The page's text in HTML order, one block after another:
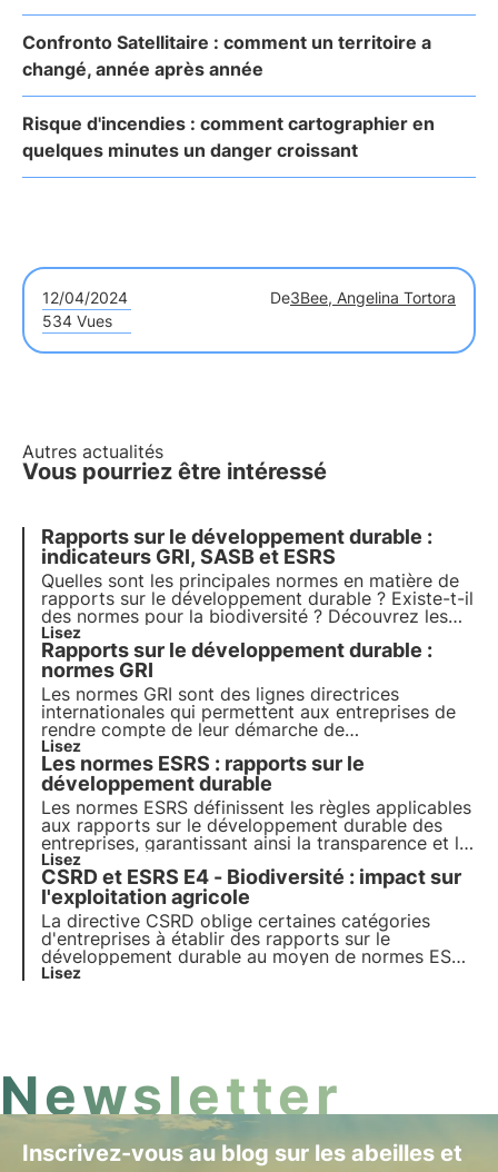
Confronto Satellitaire : comment un territoire a
changé, année après année
Risque d'incendies : comment cartographier en
quelques minutes un danger croissant
12/04/2024 De3Bee, Angelina Tortora
534 Vues
Autres actualités
Vous pourriez être intéressé
Rapports sur le développement durable :
indicateurs GRI, SASB et ESRS
Quelles sont les principales normes en matière de
rapports sur le développement durable ? Existe-t-il
des normes pour la biodiversité ? Découvrez les
normes GRI, SASB et ESRS dans cet article.
Apprenez-en plus avec Pills from the Oasis,
l'académie numérique de 3Bee pour les
professionnels du développement durable.
Lisez
Rapports sur le développement durable :
normes GRI
Les normes GRI sont des lignes directrices
internationales qui permettent aux entreprises de
rendre compte de leur démarche de
développement durable de manière transparente et
comparable. Découvrez dans cet article leur
fonctionnement, leur catégorisation et la nouvelle
norme GRI 101 - Biodiversité.
Lisez
Les normes ESRS : rapports sur le
développement durable
Les normes ESRS définissent les règles applicables
aux rapports sur le développement durable des
entreprises, garantissant ainsi la transparence et la
conformité réglementaire sur tous les aspects ESG.
Découvrez dans cet article ce qu'elles sont et
comment elles fonctionnent.
Lisez
CSRD et ESRS E4 - Biodiversité : impact sur
l'exploitation agricole
La directive CSRD oblige certaines catégories
d'entreprises à établir des rapports sur le
développement durable au moyen de normes ESRS
fondées sur le principe de la double matérialité. En
Lisez
Newsletter
Inscrivez-vous au blog sur les abeilles et